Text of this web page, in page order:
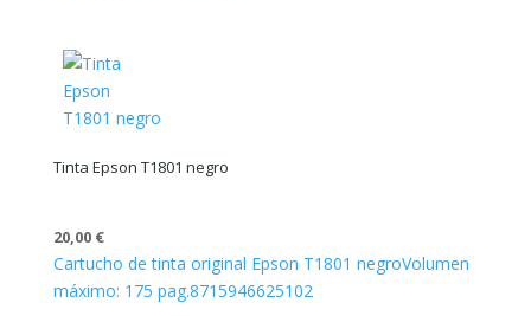
Tinta Epson T1801 negro
20,00 €
Cartucho de tinta original Epson T1801 negroVolumen
máximo: 175 pag.8715946625102